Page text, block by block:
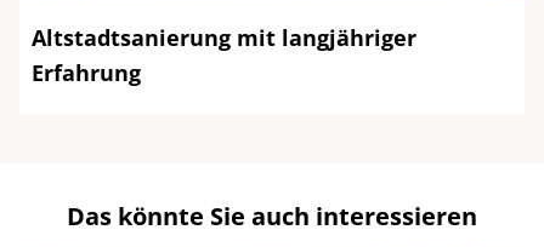
Altstadtsanierung mit langjähriger
Erfahrung
Das könnte Sie auch interessieren